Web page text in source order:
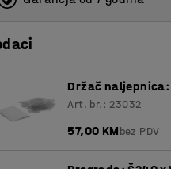
Držač
Art. br.: 23032
57,00 KMbez PDV